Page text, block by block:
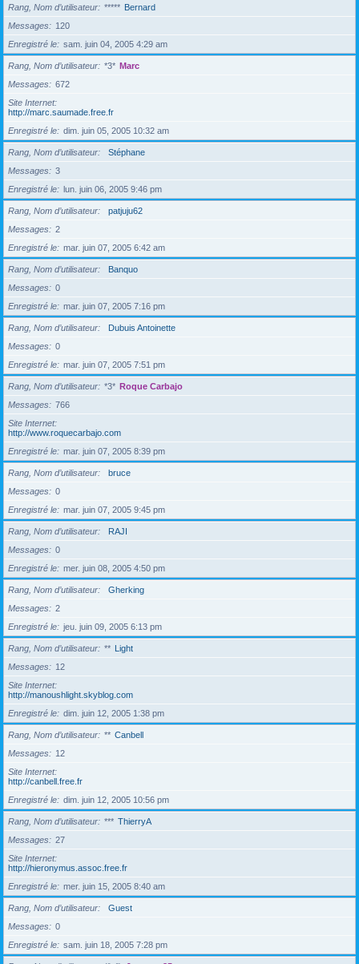
Rang, Nom d’utilisateur ***** Bernard
Messages
120
Enregistré le
sam. juin 04, 2005 4:29 am
Rang, Nom d’utilisateur *3* Marc
Messages
672
Site Internet
http://marc.saumade.free.fr
Enregistré le
dim. juin 05, 2005 10:32 am
Rang, Nom d’utilisateur
Stéphane
Messages
3
Enregistré le
lun. juin 06, 2005 9:46 pm
Rang, Nom d’utilisateur
patjuju62
Messages
2
Enregistré le
mar. juin 07, 2005 6:42 am
Rang, Nom d’utilisateur
Banquo
Messages
0
Enregistré le
mar. juin 07, 2005 7:16 pm
Rang, Nom d’utilisateur
Dubuis Antoinette
Messages
0
Enregistré le
mar. juin 07, 2005 7:51 pm
Rang, Nom d’utilisateur *3* Roque Carbajo
Messages
766
Site Internet
http://www.roquecarbajo.com
Enregistré le
mar. juin 07, 2005 8:39 pm
Rang, Nom d’utilisateur
bruce
Messages
0
Enregistré le
mar. juin 07, 2005 9:45 pm
Rang, Nom d’utilisateur
RAJI
Messages
0
Enregistré le
mer. juin 08, 2005 4:50 pm
Rang, Nom d’utilisateur
Gherking
Messages
2
Enregistré le
jeu. juin 09, 2005 6:13 pm
Rang, Nom d’utilisateur ** Light
Messages
12
Site Internet
http://manoushlight.skyblog.com
Enregistré le
dim. juin 12, 2005 1:38 pm
Rang, Nom d’utilisateur ** Canbell
Messages
12
Site Internet
http://canbell.free.fr
Enregistré le
dim. juin 12, 2005 10:56 pm
Rang, Nom d’utilisateur *** ThierryA
Messages
27
Site Internet
http://hieronymus.assoc.free.fr
Enregistré le
mer. juin 15, 2005 8:40 am
Rang, Nom d’utilisateur
Guest
Messages
0
Enregistré le
sam. juin 18, 2005 7:28 pm